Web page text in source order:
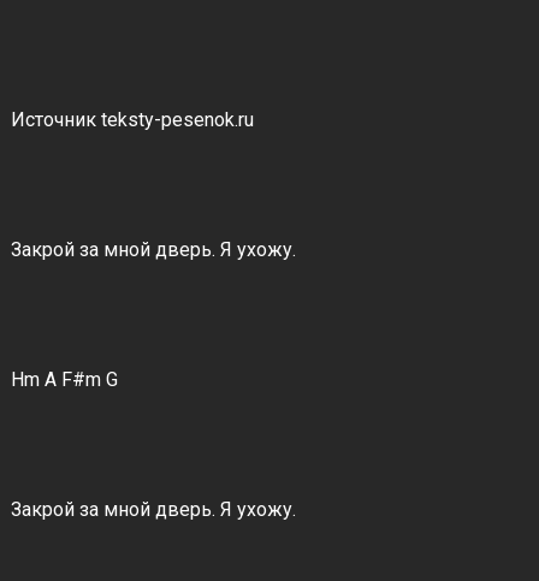
Источник teksty-pesenok.ru
Закрой за мной дверь. Я ухожу.
Hm A F#m G
Закрой за мной дверь. Я ухожу.